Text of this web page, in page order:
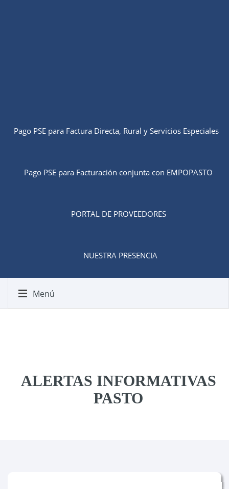
Pago PSE para Factura Directa, Rural y Servicios Especiales
Pago PSE para Facturación conjunta con EMPOPASTO
PORTAL DE PROVEEDORES
NUESTRA PRESENCIA
Menú
ALERTAS INFORMATIVAS
PASTO